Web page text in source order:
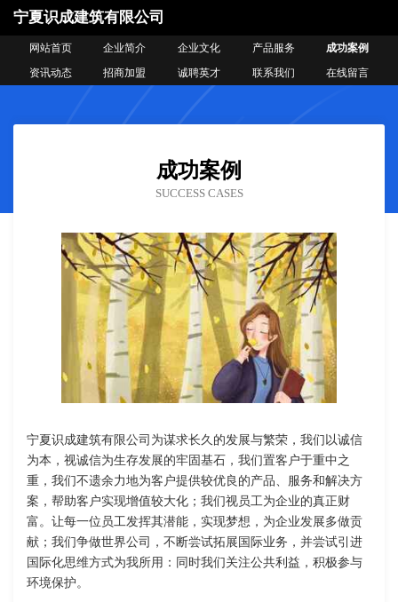
宁夏识成建筑有限公司
网站首页 企业简介 企业文化 产品服务
成功案例
资讯动态
招商加盟 诚聘英才 联系我们 在线留言
成功案例
SUCCESS CASES
宁夏识成建筑有限公司为谋求长久的发展与繁荣，我们以诚信
为本，视诚信为生存发展的牢固基石，我们置客户于重中之
重，我们不遗余力地为客户提供较优良的产品、服务和解决方
案，帮助客户实现增值较大化；我们视员工为企业的真正财
富。让每一位员工发挥其潜能，实现梦想，为企业发展多做贡
献；我们争做世界公司，不断尝试拓展国际业务，并尝试引进
国际化思维方式为我所用：同时我们关注公共利益，积极参与
环境保护。